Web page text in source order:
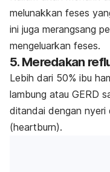
melunakkan feses
ini juga merangsang
mengeluarkan feses.
5. Meredakan
Lebih dari 50% ibu
lambung atau GERD
ditandai dengan nyeri
(heartburn).